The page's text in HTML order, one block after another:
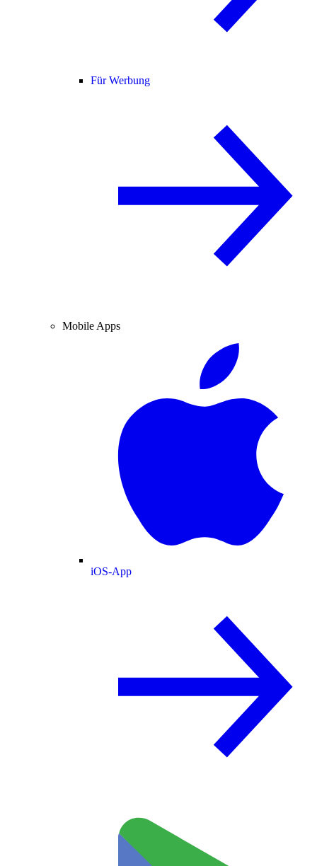
Für Werbung
Mobile Apps
iOS-App